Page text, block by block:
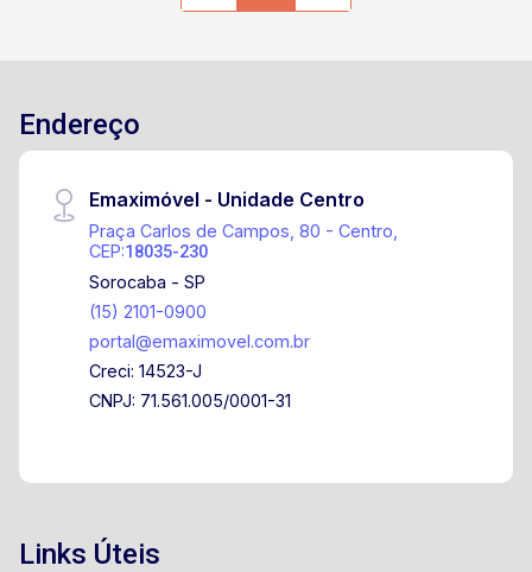
Endereço
Emaximóvel - Unidade Centro
Praça Carlos de Campos, 80 - Centro,
CEP:18035-230
Sorocaba - SP
(15) 2101-0900
portal@emaximovel.com.br
Creci: 14523-J
CNPJ: 71.561.005/0001-31
Links Úteis